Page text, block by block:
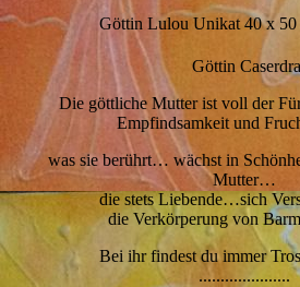
Göttin Lulou Unikat 40 x 50
Göttin Caserdra
Die göttliche Mutter ist voll der
Empfindsamkeit und
was sie berührt… wächst in
Mutter…
die stets Liebende…sich
die Verkörperung von
Bei ihr findest du immer
.....................